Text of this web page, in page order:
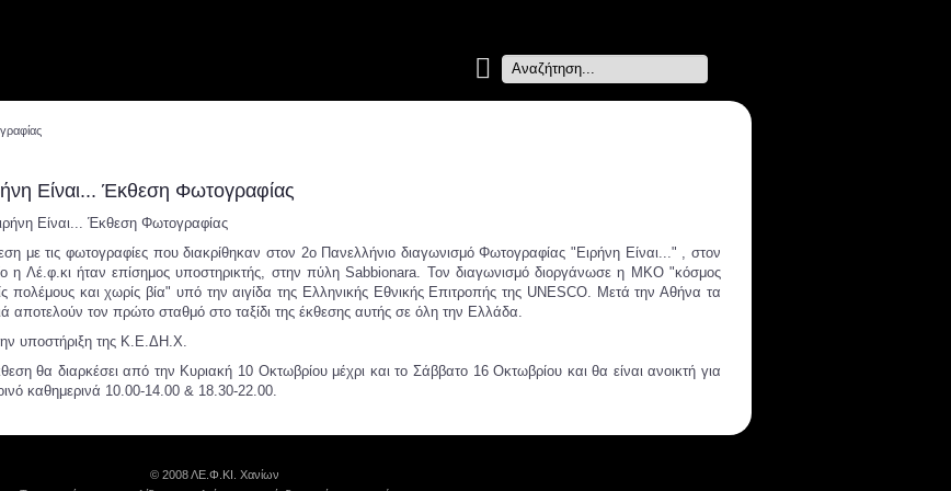
Search
...
Είναι... Έκθεση Φωτογραφίας
με τις φωτογραφίες που διακρίθηκαν στον 2ο Πανελλήνιο διαγωνισμό Φωτογραφίας "Ειρήνη Είναι..." , στον
η Λέ.φ.κι ήταν επίσημος υποστηρικτής, στην πύλη Sabbionara. Τον διαγωνισμό διοργάνωσε η ΜΚΟ "κόσμος
πολέμους και χωρίς βία" υπό την αιγίδα της Ελληνικής Εθνικής Επιτροπής της UNESCO. Μετά την Αθήνα τα
αποτελούν τον πρώτο σταθμό στο ταξίδι της έκθεσης αυτής σε όλη την Ελλάδα.
υποστήριξη της Κ.Ε.ΔΗ.Χ.
θα διαρκέσει από την Κυριακή 10 Οκτωβρίου μέχρι και το Σάββατο 16 Οκτωβρίου και θα είναι ανοικτή για
καθημερινά 10.00-14.00 & 18.30-22.00.
© 2008 ΛΕ.Φ.ΚΙ. Χανίων